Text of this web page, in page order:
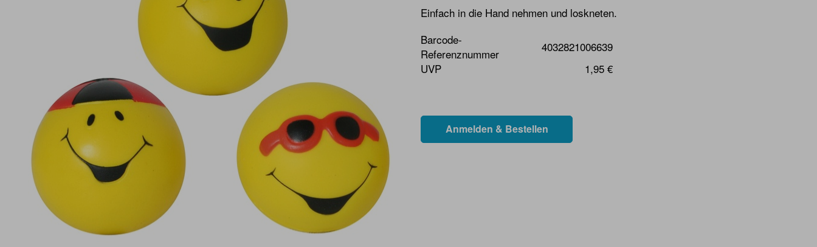
Einfach in die Hand nehmen und loskneten.
Barcode-
Referenznummer
4032821006639
UVP
1,95 €